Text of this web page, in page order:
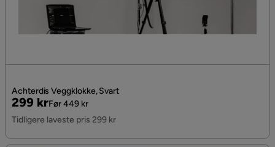
Achterdis Veggklokke, Svart
Pris
299 kr
Original
Pris
Før 449 kr
Tidligere laveste pris 299 kr